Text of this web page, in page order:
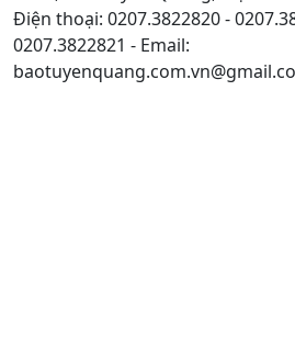
Điện thoại: 0207.3822820 -
0207.3822821 - Email: